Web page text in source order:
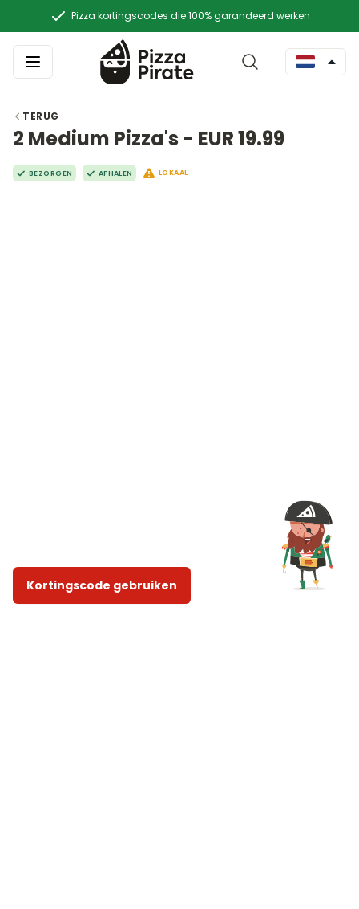
Pizza kortingscodes die 100% garandeerd werken
TERUG
2 Medium Pizza's - EUR 19.99
BEZORGEN AFHALEN LOKAAL
Kortingscode gebruiken